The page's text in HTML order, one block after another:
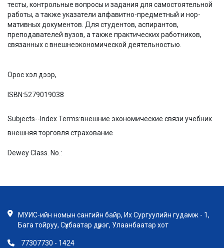
тесты, контрольные вопросы и задания для самостоятельной
работы, а также указатели алфавитно-предметный и нор-
мативных документов. Для студентов, аспирантов,
преподавателей вузов, а также практических работников,
связанных с внешнеэкономической деятельностью.
Орос хэл дээр,
ISBN:5279019038
Subjects--Index Terms:внешние экономические связи учебник
внешняя торговля страхование
Dewey Class. No.:
МУИС-ийн номын сангийн байр, Их Сургуулийн гудамж - 1,
Бага тойруу, Сүхбаатар дүүрэг, Улаанбаатар хот
77307730 - 1424